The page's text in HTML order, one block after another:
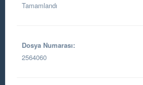
Tamamlandı
Dosya Numarası:
2564060